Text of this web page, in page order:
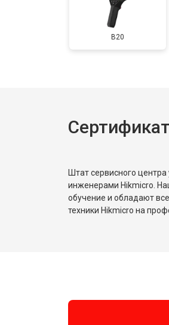
B20
Штат сервисного
инженерами Hikmicro.
обучение и обладают
техники Hikmicro на